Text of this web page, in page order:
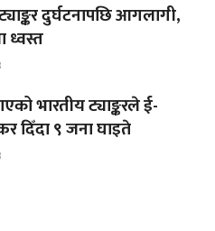
दुर्घटनापछि आगलागी,
ध्वस्त
भारतीय ट्याङ्करले ई-
दिँदा ९ जना घाइते